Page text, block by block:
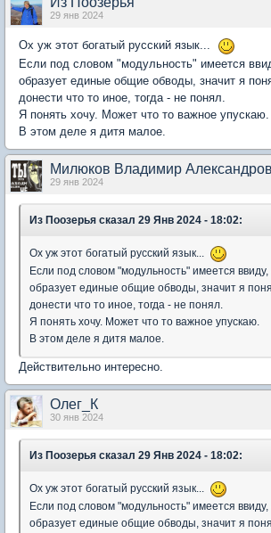
29 янв 2024
Ох уж этот богатый русский язык...
Если под словом "модульность" имеется
образует единые общие обводы, значит я
донести что то иное, тогда - не понял.
Я понять хочу. Может что то важное упускаю.
В этом деле я дитя малое.
Милюков Владимир
29 янв 2024
Из Поозерья сказал 29 Янв 2024 - 18:02:
Ох уж этот богатый русский язык...
Если под словом "модульность" имеется
образует единые общие обводы, значит я
донести что то иное, тогда - не понял.
Я понять хочу. Может что то важное упускаю.
В этом деле я дитя малое.
Действительно интересно.
Олег_К
30 янв 2024
Из Поозерья сказал 29 Янв 2024 - 18:02:
Ох уж этот богатый русский язык...
Если под словом "модульность" имеется
образует единые общие обводы, значит я